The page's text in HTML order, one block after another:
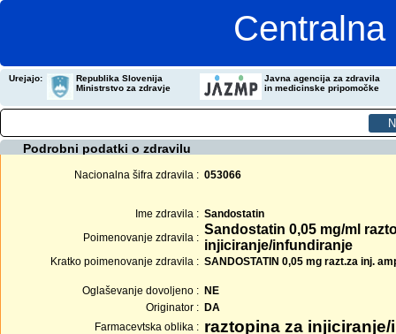
Urejajo:
Republika Slovenija
Ministrstvo za zdravje
Javna agencija za zdravila
in medicinske pripomočke
Podrobni podatki o zdravilu
Nacionalna šifra zdravila : 053066
Ime zdravila : Sandostatin
Poimenovanje zdravila :
Sandostatin 0,05 mg/ml
injiciranje/infundiranje
Kratko poimenovanje zdravila : SANDOSTATIN 0,05 mg razt.za inj.
Oglaševanje dovoljeno : NE
Originator : DA
Farmacevtska oblika : raztopina za